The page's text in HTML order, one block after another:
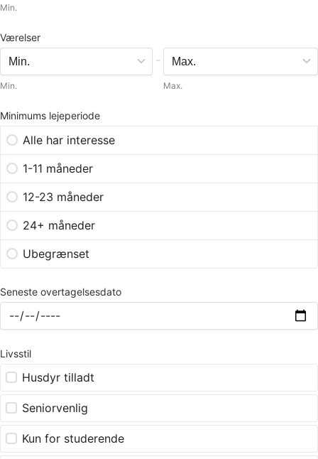
Min.
Værelser
Min.
-
Max.
Minimums lejeperiode
Alle har interesse
1-11 måneder
12-23 måneder
24+ måneder
Ubegrænset
Seneste overtagelsesdato
Livsstil
Husdyr tilladt
Seniorvenlig
Kun for studerende